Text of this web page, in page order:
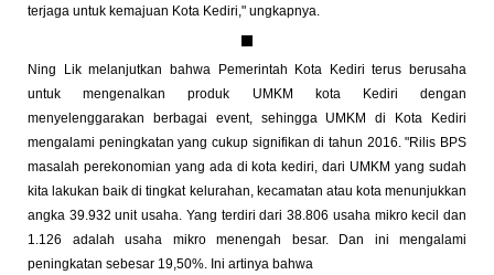
terjaga untuk kemajuan Kota Kediri," ungkapnya.
Ning Lik melanjutkan bahwa Pemerintah Kota Kediri terus berusaha
untuk mengenalkan produk UMKM kota Kediri dengan
menyelenggarakan berbagai event, sehingga UMKM di Kota Kediri
mengalami peningkatan yang cukup signifikan di tahun 2016. "Rilis BPS
masalah perekonomian yang ada di kota kediri, dari UMKM yang sudah
kita lakukan baik di tingkat kelurahan, kecamatan atau kota menunjukkan
angka 39.932 unit usaha. Yang terdiri dari 38.806 usaha mikro kecil dan
1.126 adalah usaha mikro menengah besar. Dan ini mengalami
peningkatan sebesar 19,50%. Ini artinya bahwa